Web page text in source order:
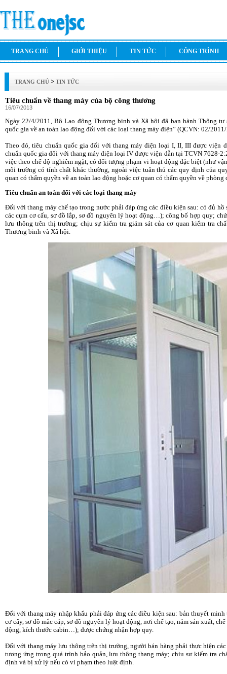
TRANG CHỦ GIỚI THIỆU TIN TỨC CÔNG TRÌNH
TRANG CHỦ > TIN TỨC
Tiêu chuẩn về thang máy của bộ công thương
16/07/2013
Ngày 22/4/2011, Bộ Lao động Thương binh và Xã hội đã ban hành Thông
quốc gia về an toàn lao động đối với các loại thang máy điện” (QCVN: 02/
Theo đó, tiêu chuẩn quốc gia đối với thang máy điện loại I, II, III được viện
chuẩn quốc gia đối với thang máy điện loại IV được viện dẫn tại TCVN 7628-
việc theo chế độ nghiêm ngặt, có đối tượng phạm vi hoạt động đặc biệt (như
môi trường có tính chất khác thường, ngoài việc tuân thủ các quy định của
quan có thẩm quyền về an toàn lao động hoặc cơ quan có thẩm quyền về
Tiêu chuẩn an toàn đối với các loại thang máy
Đối với thang máy chế tạo trong nước phải đáp ứng các điều kiện sau: có đủ
các cụm cơ cấu, sơ đồ lắp, sơ đồ nguyên lý hoạt động…); công bố hợp quy;
lưu thông trên thị trường; chịu sự kiểm tra giám sát của cơ quan kiểm tra
Thương binh và Xã hội.
Đối với thang máy nhập khẩu phải đáp ứng các điều kiện sau: bản thuyết
cơ cấy, sơ đồ mắc cáp, sơ đồ nguyên lý hoạt động, nơi chế tạo, năm sản xuất,
động, kích thước cabin…); được chứng nhận hợp quy.
Đối với thang máy lưu thông trên thị trường, người bán hàng phải thực hiện
tương ứng trong quá trình bảo quản, lưu thông thang máy; chịu sự kiểm tra
định và bị xử lý nếu có vi phạm theo luật định.